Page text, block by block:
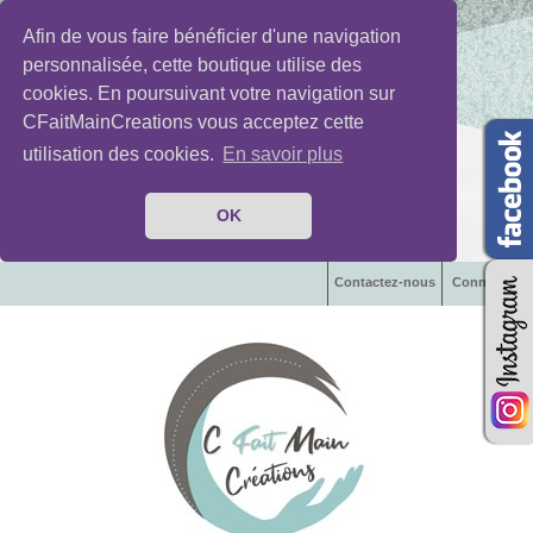
Afin de vous faire bénéficier d'une navigation
personnalisée, cette boutique utilise des
cookies. En poursuivant votre navigation sur
CFaitMainCreations vous acceptez cette
utilisation des cookies.
En savoir plus
OK
Connexion
Contactez-nous